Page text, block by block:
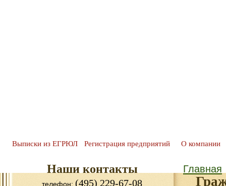
Выписки из ЕГРЮЛ Регистрация предприятий О компании
Наши контакты
телефон:(495) 229-67-08
Главная